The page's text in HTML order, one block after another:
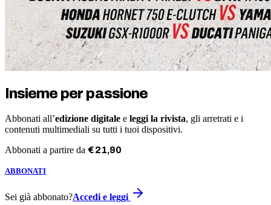
Insieme per passione
Abbonati all’edizione digitale e leggi la rivista, gli arretrati e i
contenuti multimediali su tutti i tuoi dispositivi.
Abbonati a partire da €21,90
ABBONATI
Sei già abbonato?Accedi e leggi